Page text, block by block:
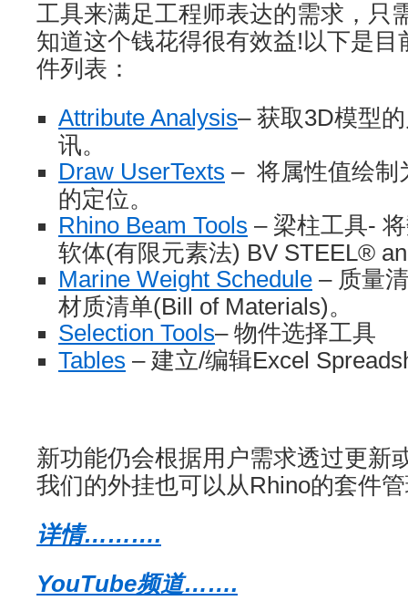
工具来满足工程师表达的需求，只
知道这个钱花得很有效益!以下是目
件列表：
Attribute Analysis– 获取3D模型
讯。
Draw UserTexts – 将属性值绘制
的定位。
Rhino Beam Tools – 梁柱工具-
软体(有限元素法) BV STEEL®
Marine Weight Schedule – 质量
材质清单(Bill of Materials)。
Selection Tools– 物件选择工具
Tables – 建立/编辑Excel
新功能仍会根据用户需求透过更新
我们的外挂也可以从Rhino的套件
详情……….
YouTube频道…….